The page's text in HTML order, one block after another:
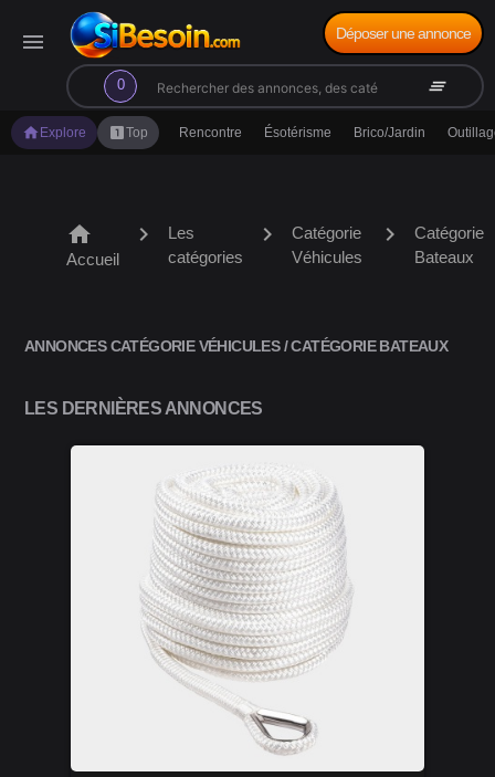
menu
0
search clear_all
Déposer une annonce
home Explore looks_oneTop Rencontre Ésotérisme Brico/Jardin
home
Accueil
chevron_right
Les
catégories
chevron_right
Catégorie
Véhicules
chevron_right
Catégorie
Bateaux
ANNONCES CATÉGORIE VÉHICULES / CATÉGORIE BATEAUX
LES DERNIÈRES ANNONCES